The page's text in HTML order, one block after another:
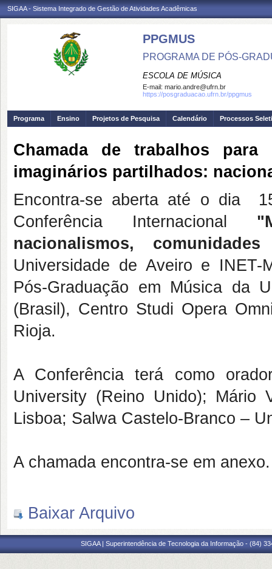
SIGAA - Sistema Integrado de Gestão de Atividades Acadêmicas
PPGMUS
PROGRAMA DE PÓS-
ESCOLA DE MÚSICA
E-mail: mario.andre@ufrn.br
https://posgraduacao.ufrn.br/ppgmus
Programa Ensino Projetos de Pesquisa Calendário Processos
Chamada de trabalhos
imaginários partilhados:
Encontra-se aberta até o dia
Conferência Internacional
nacionalismos,
Universidade de Aveiro e INET-
Pós-Graduação em Música da
(Brasil), Centro Studi Opera
Rioja.
A Conferência terá como
University (Reino Unido); Mário
Lisboa; Salwa Castelo-Branco –
A chamada encontra-se em anexo.
Baixar Arquivo
SIGAA | Superintendência de Tecnologia da Informação - (84)